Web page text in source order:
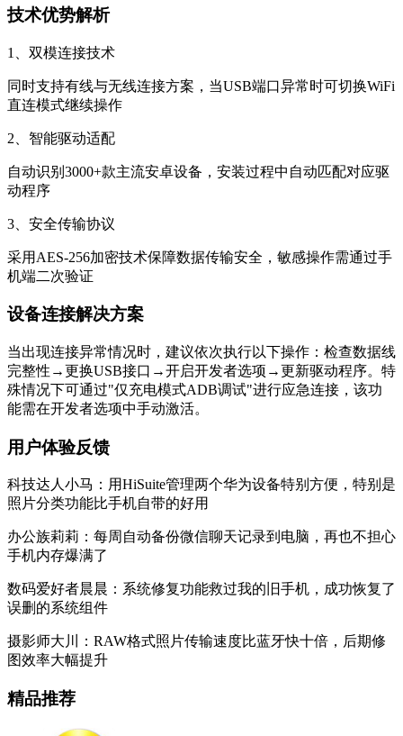
技术优势解析
1、双模连接技术
同时支持有线与无线连接方案，当USB端口异常时可切换WiFi
直连模式继续操作
2、智能驱动适配
自动识别3000+款主流安卓设备，安装过程中自动匹配对应驱
动程序
3、安全传输协议
采用AES-256加密技术保障数据传输安全，敏感操作需通过手
机端二次验证
设备连接解决方案
当出现连接异常情况时，建议依次执行以下操作：检查数据线
完整性→更换USB接口→开启开发者选项→更新驱动程序。特
殊情况下可通过"仅充电模式ADB调试"进行应急连接，该功
能需在开发者选项中手动激活。
用户体验反馈
科技达人小马：用HiSuite管理两个华为设备特别方便，特别是
照片分类功能比手机自带的好用
办公族莉莉：每周自动备份微信聊天记录到电脑，再也不担心
手机内存爆满了
数码爱好者晨晨：系统修复功能救过我的旧手机，成功恢复了
误删的系统组件
摄影师大川：RAW格式照片传输速度比蓝牙快十倍，后期修
图效率大幅提升
精品推荐